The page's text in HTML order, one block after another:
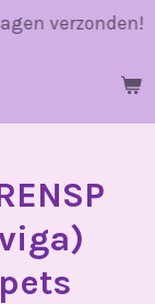
verzonden!